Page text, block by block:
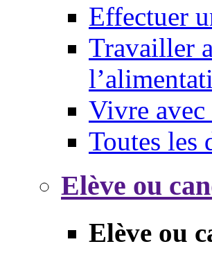
Effectuer
Travailler
Vivre avec
Toutes les
Elève ou
Elève ou